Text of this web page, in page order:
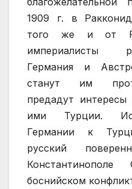
1909 г. в
того же и от
империалисты
Германия и
станут им
предадут интересы
ими Турции.
Германии к
русский
боснийском